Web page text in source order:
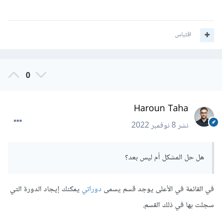
اقتباس
0
Haroun Taha
نشر8 نوفمبر 2022
هل حل المشكل أم ليس بعد؟
في القائمة في الأعلى يوجد قسم يسمى دوراتي يمكنك إيجاد الدورة التي
سجلت بها في ذلك القسم.